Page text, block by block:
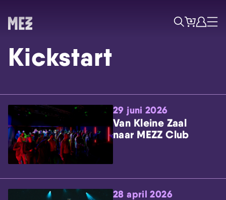
Skip navigatie
ZoekTicketsAccount
Menu
Kickstart
29 juni 2026
Van Kleine Zaal
naar MEZZ Club
28 april 2026